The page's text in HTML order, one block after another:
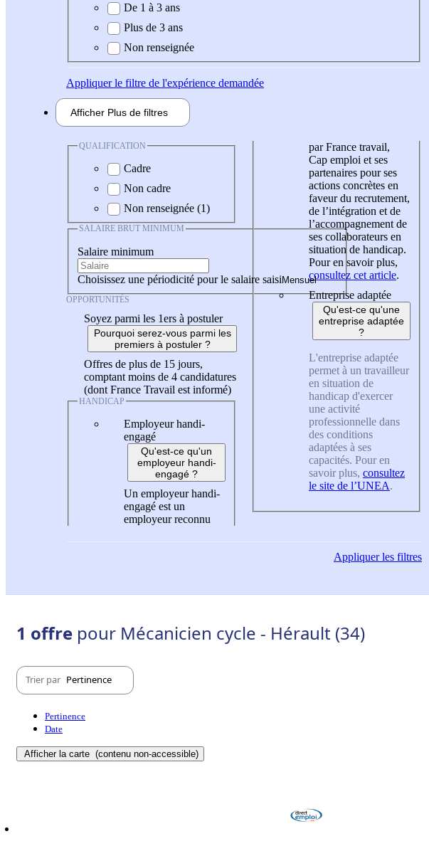
De 1 à 3 ans
Plus de 3 ans
Non renseignée
Appliquerle filtre de l'expérience demandée
Afficher Plus de filtres
QUALIFICATION
Cadre
Non cadre
Non renseignée (1)
SALAIRE BRUT MINIMUM
Salaire minimum
Choisissez une périodicité pour le salaire saisi
OPPORTUNITÉS
Soyez parmi les 1ers à postuler
Pourquoi serez-vous parmi les
premiers à postuler ?
Offres de plus de 15 jours,
comptant moins de 4 candidatures
(dont France Travail est informé)
HANDICAP
Employeur handi-
engagé
Qu'est-ce qu'un
employeur handi-
engagé ?
Un employeur handi-
engagé est un
employeur reconnu
par France travail,
Cap emploi et ses
partenaires pour ses
actions concrètes en
faveur du recrutement,
de l’intégration et de
l’accompagnement de
ses collaborateurs en
situation de handicap.
Pour en savoir plus,
consultez cet article.
Entreprise adaptée
Qu'est-ce qu'une
entreprise adaptée
?
L'entreprise adaptée
permet à un travailleur
en situation de
handicap d'exercer
une activité
professionnelle dans
des conditions
adaptées à ses
capacités. Pour en
savoir plus, consultez
le site de l’UNEA.
Appliquerles filtres
1 offre pour Mécanicien cycle - Hérault (34)
Trier par Pertinence
Pertinence
Date
Afficher la carte (contenu non-accessible)